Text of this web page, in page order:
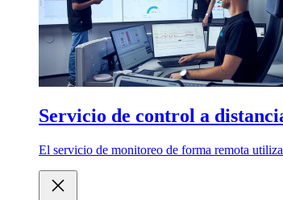
Servicio de control a
El servicio de monitoreo de forma remota